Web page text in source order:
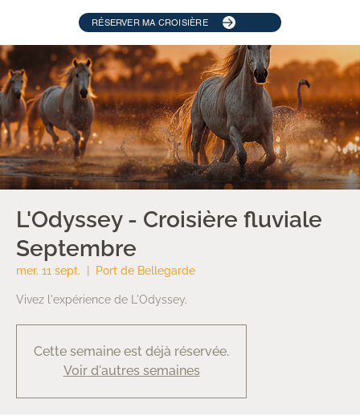
RÉSERVER MA CROISIÈRE
L'Odyssey - Croisière fluviale
Septembre
mer. 11 sept. Port de Bellegarde
Vivez l'expérience de L'Odyssey.
Cette semaine est déjà réservée.
Voir d'autres semaines